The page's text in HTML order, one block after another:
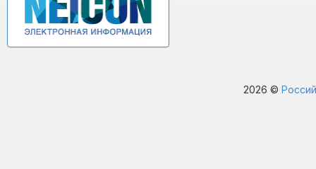
2026 ©